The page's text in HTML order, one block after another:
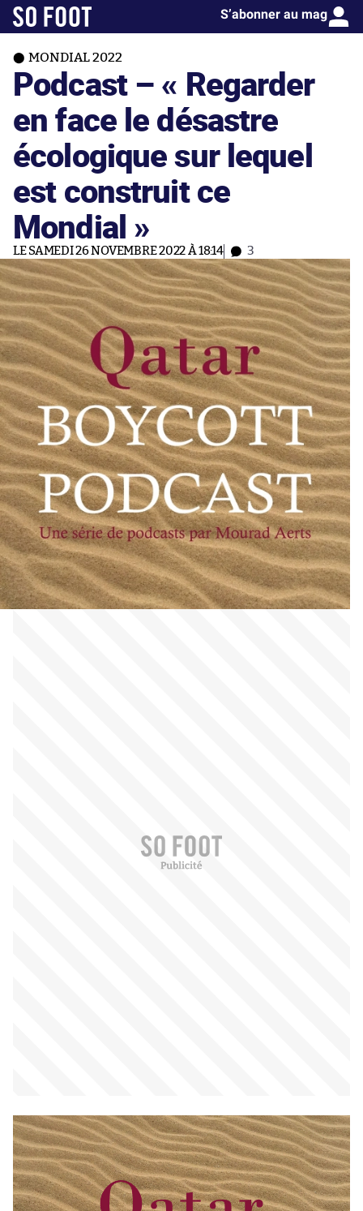
S’abonner au mag
MONDIAL 2022
Podcast – « Regarder
en face le désastre
écologique sur lequel
est construit ce
Mondial »
LE SAMEDI 26 NOVEMBRE 2022 À 18:14 3